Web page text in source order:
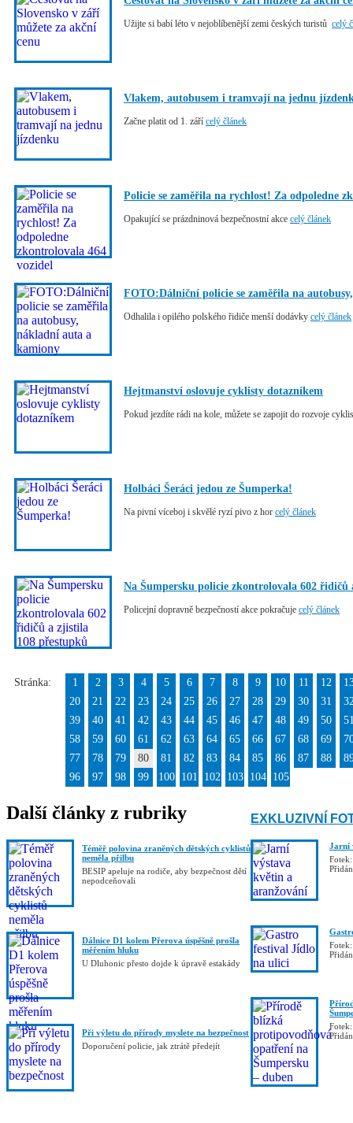
Užijte si babí léto v nejoblíbenější zemi českých turistů celý
Vlakem, autobusem i tramvají na jednu
Začne platit od 1. září celý článek
Policie se zaměřila na rychlost! Za odpoledne
Opakující se prázdninová bezpečnostní akce celý článek
FOTO:Dálniční policie se zaměřila na
Odhalila i opilého polského řidiče menší dodávky celý článek
Hejtmanství oslovuje cyklisty dotazníkem
Pokud jezdíte rádi na kole, můžete se zapojit do rozvoje
Holbáci Šeráci jedou ze Šumperka!
Na pivní víceboj i skvělé ryzí pivo z hor celý článek
Na Šumpersku policie zkontrolovala 602
Policejní dopravně bezpečností akce pokračuje celý článek
Stránka: 1 2 3 4 5 6 7 8 9 10 11 12
20
21 22 23 24 25 26 27 28 29 30 31
39
40 41 42 43 44 45 46 47 48 49 50
58
59 60 61 62 63 64 65 66 67 68 69
77
78 79 80 81 82 83 84 85 86 87 88
96
97 98 99 100 101 102 103 104 105
Další články z rubriky
Téměř polovina zraněných dětských cyklistů
neměla přilbu
BESIP apeluje na rodiče, aby bezpečnost dětí
nepodceňovali
Dálnice D1 kolem Přerova úspěšně prošla
měřením hluku
U Dluhonic přesto dojde k úpravě estakády
Při výletu do přírody myslete na bezpečnost
Doporučení policie, jak ztrátě předejít
EXKLUZIVNÍ
Jarní